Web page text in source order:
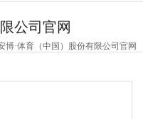
公司官网
博·体育（中国）股份有限公司官网